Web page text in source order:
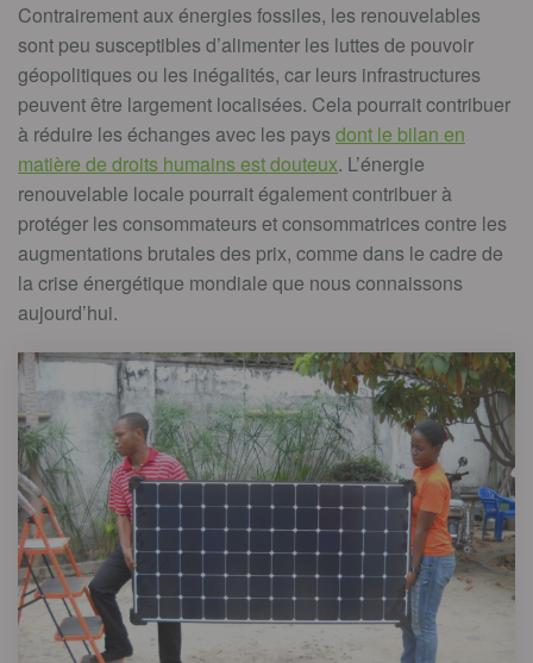
Contrairement aux énergies fossiles, les renouvelables
sont peu susceptibles d’alimenter les luttes de pouvoir
géopolitiques ou les inégalités, car leurs infrastructures
peuvent être largement localisées. Cela pourrait contribuer
à réduire les échanges avec les pays dont le bilan en
matière de droits humains est douteux. L’énergie
renouvelable locale pourrait également contribuer à
protéger les consommateurs et consommatrices contre les
augmentations brutales des prix, comme dans le cadre de
la crise énergétique mondiale que nous connaissons
aujourd’hui.